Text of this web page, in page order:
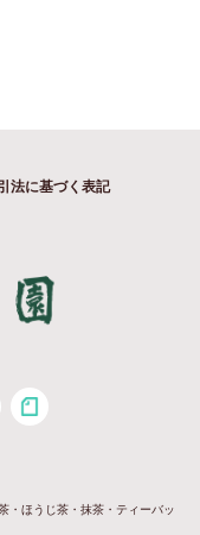
法に基づく表記
・ほうじ茶・抹茶・ティーバッ